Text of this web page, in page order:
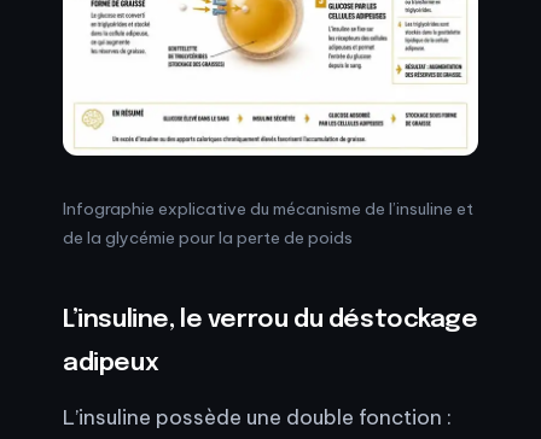
Infographie explicative du mécanisme de l’insuline et
de la glycémie pour la perte de poids
L’insuline, le verrou du déstockage
adipeux
L’insuline possède une double fonction :